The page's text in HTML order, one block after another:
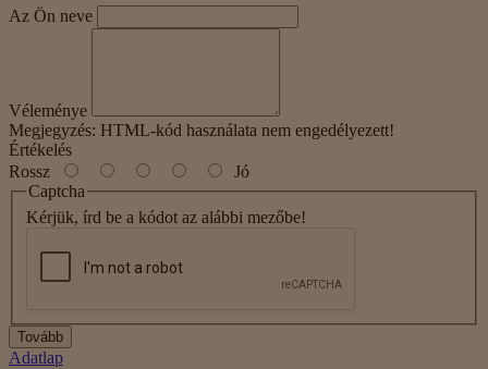
Az Ön neve
Véleménye
Megjegyzés: HTML-kód használata nem engedélyezett!
Értékelés
Rossz
Jó
Captcha
Kérjük, írd be a kódot az alábbi mezőbe!
Tovább
Adatlap